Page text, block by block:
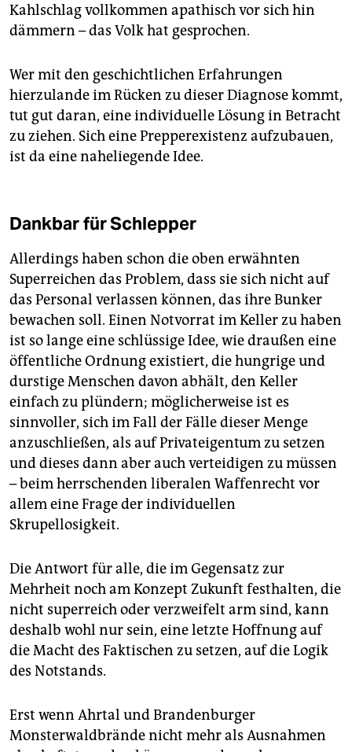
Kahlschlag vollkommen apathisch vor sich hin
dämmern – das Volk hat gesprochen.
Wer mit den geschichtlichen Erfahrungen
hierzulande im Rücken zu dieser Diagnose kommt,
tut gut daran, eine individuelle Lösung in Betracht
zu ziehen. Sich eine Prepperexistenz aufzubauen,
ist da eine naheliegende Idee.
Dankbar für Schlepper
Allerdings haben schon die oben erwähnten
Superreichen das Problem, dass sie sich nicht auf
das Personal verlassen können, das ihre Bunker
bewachen soll. Einen Notvorrat im Keller zu haben
ist so lange eine schlüssige Idee, wie draußen eine
öffentliche Ordnung existiert, die hungrige und
durstige Menschen davon abhält, den Keller
einfach zu plündern; möglicherweise ist es
sinnvoller, sich im Fall der Fälle dieser Menge
anzuschließen, als auf Privateigentum zu setzen
und dieses dann aber auch verteidigen zu müssen
– beim herrschenden liberalen Waffenrecht vor
allem eine Frage der individuellen
Skrupellosigkeit.
Die Antwort für alle, die im Gegensatz zur
Mehrheit noch am Konzept Zukunft festhalten, die
nicht superreich oder verzweifelt arm sind, kann
deshalb wohl nur sein, eine letzte Hoffnung auf
die Macht des Faktischen zu setzen, auf die Logik
des Notstands.
Erst wenn Ahrtal und Brandenburger
Monsterwaldbrände nicht mehr als Ausnahmen